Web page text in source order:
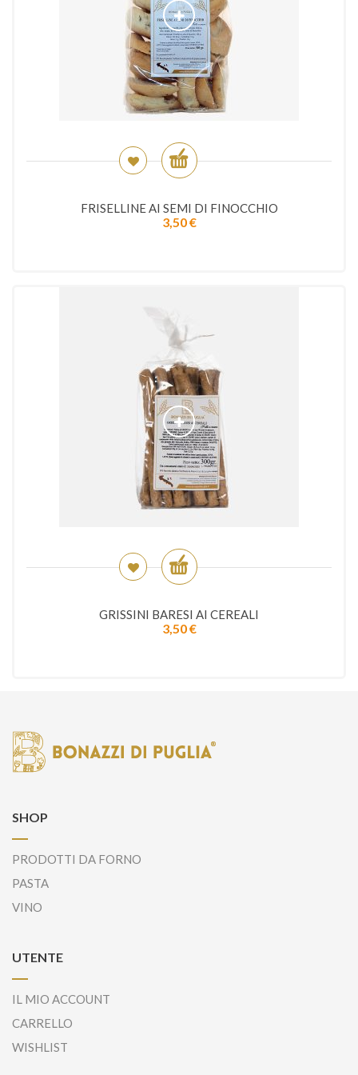
FRISELLINE AI SEMI DI FINOCCHIO
3,50€
GRISSINI BARESI AI CEREALI
3,50€
SHOP
PRODOTTI DA FORNO
PASTA
VINO
UTENTE
IL MIO ACCOUNT
CARRELLO
WISHLIST